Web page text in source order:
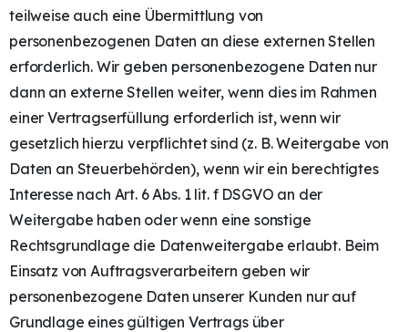
teilweise auch eine Übermittlung von
personenbezogenen Daten an diese externen Stellen
erforderlich. Wir geben personenbezogene Daten nur
dann an externe Stellen weiter, wenn dies im Rahmen
einer Vertragserfüllung erforderlich ist, wenn wir
gesetzlich hierzu verpflichtet sind (z. B. Weitergabe von
Daten an Steuerbehörden), wenn wir ein berechtigtes
Interesse nach Art. 6 Abs. 1 lit. f DSGVO an der
Weitergabe haben oder wenn eine sonstige
Rechtsgrundlage die Datenweitergabe erlaubt. Beim
Einsatz von Auftragsverarbeitern geben wir
personenbezogene Daten unserer Kunden nur auf
Grundlage eines gültigen Vertrags über